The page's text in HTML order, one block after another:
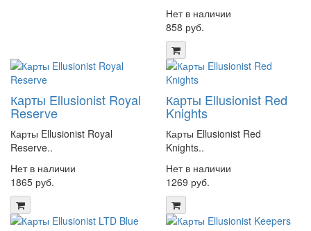
Нет в наличии
858 руб.
Карты Ellusionist Royal
Reserve
Карты Ellusionist Royal
Reserve..
Нет в наличии
1865 руб.
Карты Ellusionist Red
Knights
Карты Ellusionist Red
Knights..
Нет в наличии
1269 руб.